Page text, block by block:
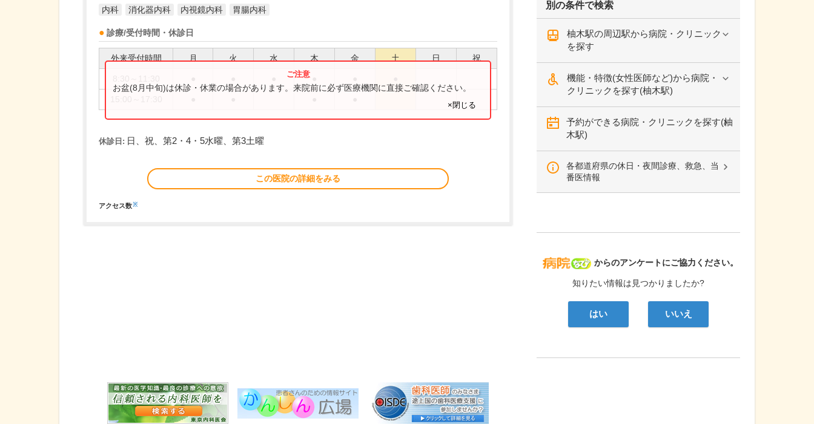
内科 消化器内科 内視鏡内科 胃腸内科
診療/受付時間・休診日
外来受付時間 月 火 水 木 金 土 日 祝
お盆(8月中旬)は休診・休業の場合があります。来院前に必ず医療機関に直接ご確認ください。
×閉じる
休診日: 日、祝、第2・4・5水曜、第3土曜
この医院の詳細をみる
アクセス数※
別の条件で検索
柚木駅の周辺駅から病院・クリニック
を探す
機能・特徴(女性医師など)から病院・
クリニックを探す(柚木駅)
予約ができる病院・クリニックを探す(柚
木駅)
各都道府県の休日・夜間診療、救急、当
番医情報
病院なび
からのアンケートにご協力ください。
知りたい情報は見つかりましたか?
はい いいえ